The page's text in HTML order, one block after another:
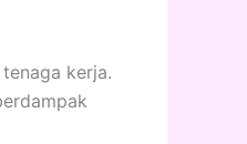
kerja.